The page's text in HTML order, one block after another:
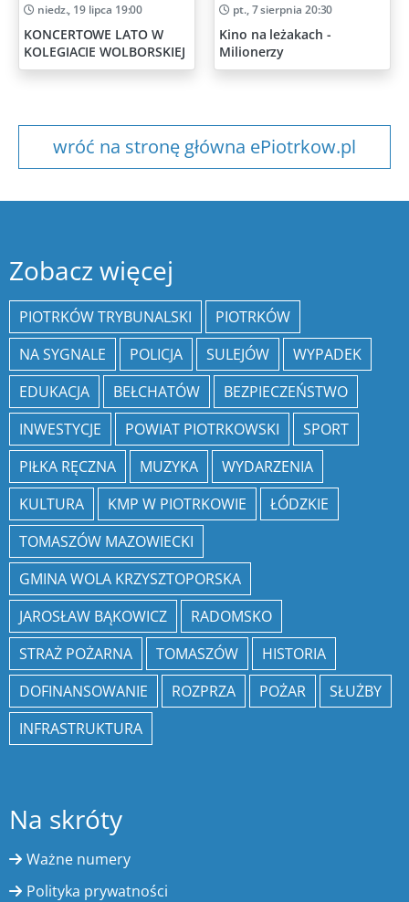
niedz., 19 lipca 19:00
KONCERTOWE LATO W
KOLEGIACIE WOLBORSKIEJ
pt., 7 sierpnia 20:30
Kino na leżakach -
Milionerzy
wróć na stronę główna ePiotrkow.pl
Zobacz więcej
PIOTRKÓW TRYBUNALSKI
PIOTRKÓW
NA SYGNALE
POLICJA SULEJÓW
WYPADEK
EDUKACJA
BEŁCHATÓW
BEZPIECZEŃSTWO
INWESTYCJE
POWIAT PIOTRKOWSKI
SPORT
PIŁKA RĘCZNA
MUZYKA
WYDARZENIA
KULTURA
KMP W PIOTRKOWIE
ŁÓDZKIE
TOMASZÓW MAZOWIECKI
GMINA WOLA KRZYSZTOPORSKA
JAROSŁAW BĄKOWICZ
RADOMSKO
STRAŻ POŻARNA
TOMASZÓW
HISTORIA
DOFINANSOWANIE
ROZPRZA POŻAR
SŁUŻBY
INFRASTRUKTURA
Na skróty
Ważne numery
Polityka prywatności